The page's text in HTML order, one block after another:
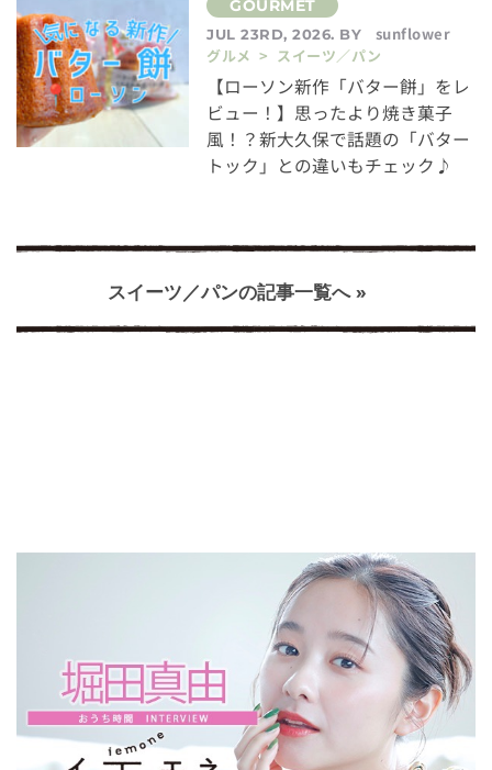
JUL 23RD, 2026. BY
sunflower
グルメ > スイーツ／パン
【ローソン新作「バター餅」をレ
ビュー！】思ったより焼き菓子
風！？新大久保で話題の「バター
トック」との違いもチェック♪
スイーツ／パンの記事一覧へ »